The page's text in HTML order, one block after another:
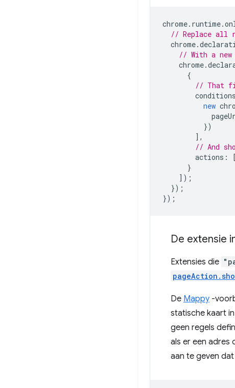
chrome. runtime.
// Replace all
chrome.
// With a
chrome.
{
// That
conditions
new
})
],
// And
actions : [
}
]);
});
});
De extensie
Extensies die
De Mappy -
statische kaart
geen regels
als er een adres
aan te geven